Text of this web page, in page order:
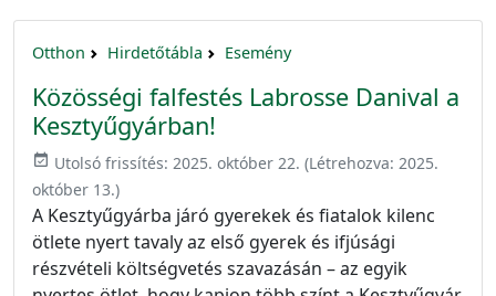
Otthon Hirdetőtábla Esemény
Közösségi falfestés Labrosse Danival a
Kesztyűgyárban!
event_available Utolsó frissítés: 2025. október 22. (Létrehozva: 2025.
október 13.)
A Kesztyűgyárba járó gyerekek és fiatalok kilenc
ötlete nyert tavaly az első gyerek és ifjúsági
részvételi költségvetés szavazásán – az egyik